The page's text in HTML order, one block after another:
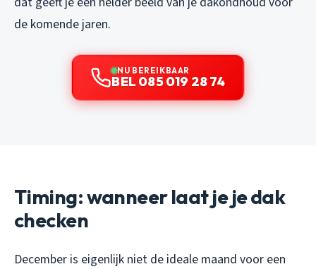
de komende jaren.
NU BEREIKBAAR
BEL 085 019 28 74
Timing: wanneer laat je je dak
checken
December is eigenlijk niet de ideale maand voor een